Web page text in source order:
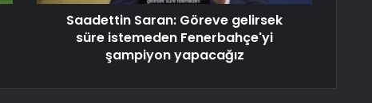
Saadettin Saran: Göreve gelirsek
süre istemeden Fenerbahçe'yi
şampiyon yapacağız